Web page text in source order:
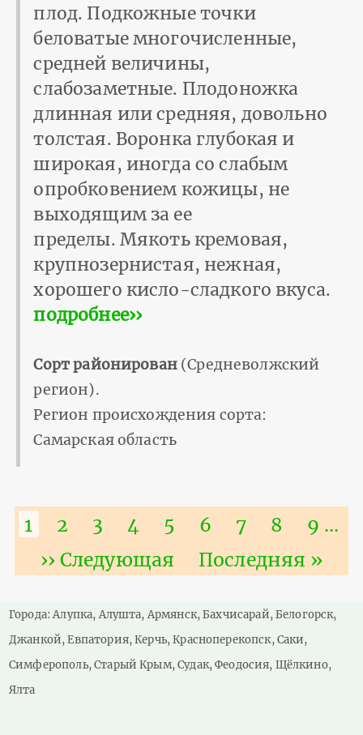
плод. Подкожные точки
беловатые многочисленные,
средней величины,
слабозаметные. Плодоножка
длинная или средняя, довольно
толстая. Воронка глубокая и
широкая, иногда со слабым
опробковением кожицы, не
выходящим за ее
пределы. Мякоть кремовая,
крупнозернистая, нежная,
хорошего кисло-сладкого вкуса.
подробнее››
Сорт районирован(Средневолжский
регион).
Регион происхождения сорта:
Самарская область
Нумерация
страниц
Текущая
страница
1 Страница
2 Страница
3 Страница
4 Страница
5 Страница
6 Страница
7 8 9 …
Следующая
›› Следующая
Последняя
Последняя »
Города: Алупка, Алушта, Армянск, Бахчисарай, Белогорск,
Джанкой, Евпатория, Керчь, Красноперекопск, Саки,
Симферополь, Старый Крым, Судак, Феодосия, Щёлкино,
Ялта